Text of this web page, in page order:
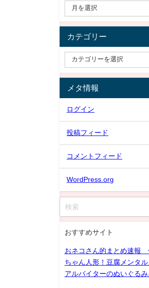
カテゴリー
メタ情報
ログイン
投稿フィード
コメントフィード
WordPress.org
おすすめサイト
おネコさん的まとめ速報
ちゃん人形！豆腐メンタ
アルバイターのぬいぐる